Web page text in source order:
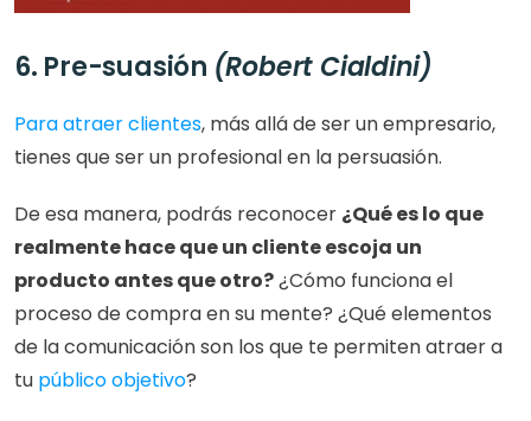
6. Pre-suasión (Robert Cialdini)
Para atraer clientes, más allá de ser un empresario,
tienes que ser un profesional en la persuasión.
De esa manera, podrás reconocer ¿Qué es lo que
realmente hace que un cliente escoja un
producto antes que otro? ¿Cómo funciona el
proceso de compra en su mente? ¿Qué elementos
de la comunicación son los que te permiten atraer a
tu público objetivo?